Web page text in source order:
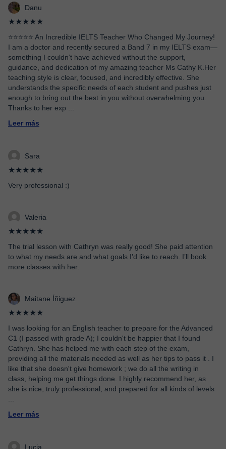
Danu
★★★★★
⭐️⭐️⭐️⭐️⭐️ An Incredible IELTS Teacher Who Changed My Journey!
I am a doctor and recently secured a Band 7 in my IELTS exam—
something I couldn’t have achieved without the support,
guidance, and dedication of my amazing teacher Ms Cathy K.Her
teaching style is clear, focused, and incredibly effective. She
understands the specific needs of each student and pushes just
enough to bring out the best in you without overwhelming you.
Thanks to her exp
Leer más
Sara
★★★★★
Very professional :)
Valeria
★★★★★
The trial lesson with Cathryn was really good! She paid attention
to what my needs are and what goals I’d like to reach. I’ll book
more classes with her.
Maitane Íñiguez
★★★★★
I was looking for an English teacher to prepare for the Advanced
C1 (I passed with grade A); I couldn't be happier that I found
Cathryn. She has helped me with each step of the exam,
providing all the materials needed as well as her tips to pass it . I
like that she doesn't give homework ; we do all the writing in
class, helping me get things done. I highly recommend her, as
she is nice, truly professional, and prepared for all kinds of levels
Leer más
Lucia